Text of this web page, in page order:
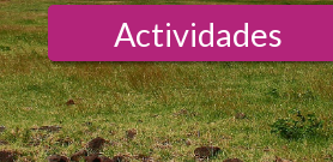
Actividades